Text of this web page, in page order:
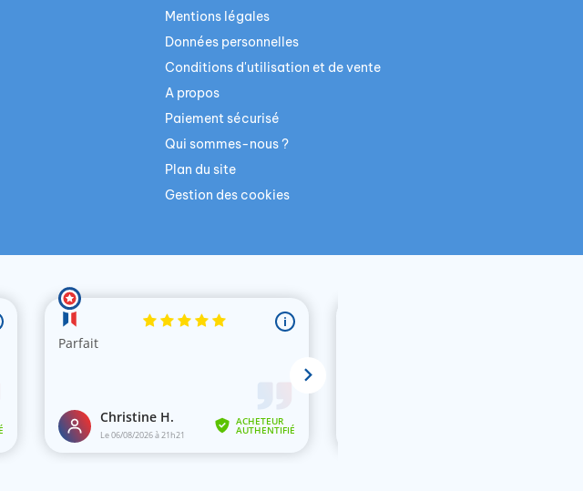
Mentions légales
Données personnelles
Conditions d'utilisation et de vente
A propos
Paiement sécurisé
Qui sommes-nous ?
Plan du site
Gestion des cookies